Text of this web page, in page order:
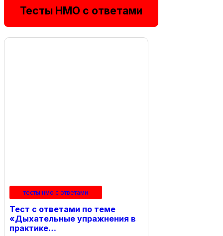
Тесты НМО с ответами
тесты нмо с ответами
Тест с ответами по теме
«Дыхательные упражнения в
практике…